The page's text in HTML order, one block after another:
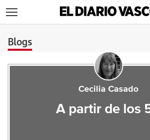
Blogs
Cecilia Casado
A partir de los